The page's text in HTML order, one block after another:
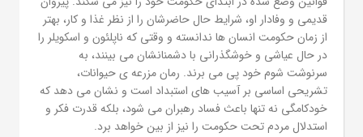
قدیمی و وفادار او، شرایط حال حاضرشان را از نظر غذا و کار، بهتر
از زمان حکومت انسان ها ندانسته و وقتی که ناپلئون و اسکویلر را
در حال عیاشی و خوشگذرانی با دشمنانشان می بینند، به
سرنوشت شوم خود پی می برند. رمان مزرعه ی حیوانات،
تشریحی اساسی بر آسیب های استبداد است و نشان می دهد که
خودکامگی نه تنها باعث فساد رهبران می شود، بلکه قدرت فکر و
استدلال مردم تحت حکومت را نیز از بین خواهد برد.